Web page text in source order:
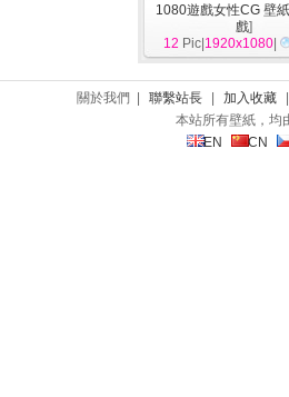
1080遊戲女性CG 壁
戲]
12 Pic| 1920x1080
關於我們 | 聯繫站長 加入收藏
本站所有壁紙，均
EN
CN